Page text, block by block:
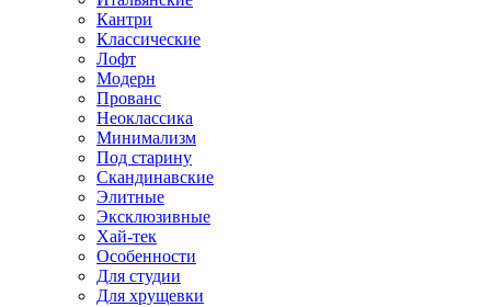
Кантри
Классические
Лофт
Модерн
Прованс
Неоклассика
Минимализм
Под старину
Скандинавские
Элитные
Эксклюзивные
Хай-тек
Особенности
Для студии
Для хрущевки